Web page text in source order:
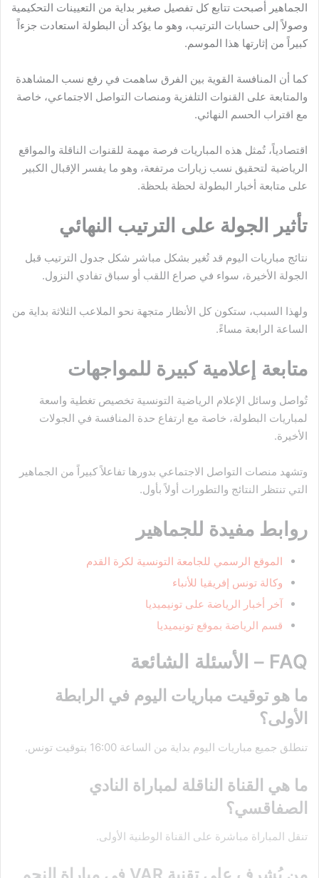
الجماهير أصبحت تتابع كل تفصيل صغير بداية من التعيينات التحكيمية
وصولاً إلى حسابات الترتيب، وهو ما يؤكد أن البطولة استعادت جزءاً
كبيراً من إثارتها هذا الموسم.
كما أن المنافسة القوية بين الفرق ساهمت في رفع نسب المشاهدة
والمتابعة على القنوات التلفزية ومنصات التواصل الاجتماعي، خاصة
مع اقتراب الحسم النهائي.
اقتصادياً، تُمثل هذه المباريات فرصة مهمة للقنوات الناقلة والمواقع
الرياضية لتحقيق نسب زيارات مرتفعة، وهو ما يفسر الإقبال الكبير
على متابعة أخبار البطولة لحظة بلحظة.
تأثير الجولة على الترتيب النهائي
نتائج مباريات اليوم قد تُغير بشكل مباشر شكل جدول الترتيب قبل
الجولة الأخيرة، سواء في صراع اللقب أو سباق تفادي النزول.
ولهذا السبب، ستكون كل الأنظار متجهة نحو الملاعب الثلاثة بداية من
الساعة الرابعة مساءً.
متابعة إعلامية كبيرة للمواجهات
تُواصل وسائل الإعلام الرياضية التونسية تخصيص تغطية واسعة
لمباريات البطولة، خاصة مع ارتفاع حدة المنافسة في الجولات
الأخيرة.
وتشهد منصات التواصل الاجتماعي بدورها تفاعلاً كبيراً من الجماهير
التي تنتظر النتائج والتطورات أولاً بأول.
روابط مفيدة للجماهير
الموقع الرسمي للجامعة التونسية لكرة القدم
وكالة تونس إفريقيا للأنباء
آخر أخبار الرياضة على تونيميديا
قسم الرياضة بموقع تونيميديا
FAQ – الأسئلة الشائعة
ما هو توقيت مباريات اليوم في الرابطة
الأولى؟
تنطلق جميع مباريات اليوم بداية من الساعة 16:00 بتوقيت تونس.
ما هي القناة الناقلة لمباراة النادي
الصفاقسي؟
تنقل المباراة مباشرة على القناة الوطنية الأولى.